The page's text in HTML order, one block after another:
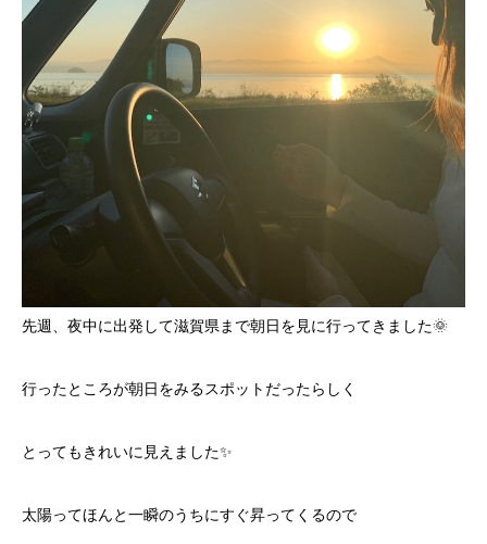
先週、夜中に出発して滋賀県まで朝日を見に行ってきました🌞
行ったところが朝日をみるスポットだったらしく
とってもきれいに見えました✨
太陽ってほんと一瞬のうちにすぐ昇ってくるので